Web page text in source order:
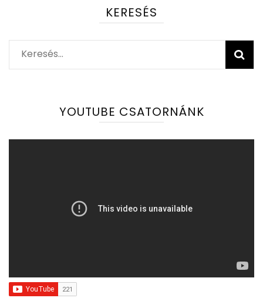
KERESÉS
Keresés:
YOUTUBE CSATORNÁNK